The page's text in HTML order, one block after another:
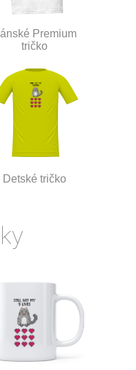
Premium
tričko
Detské tričko